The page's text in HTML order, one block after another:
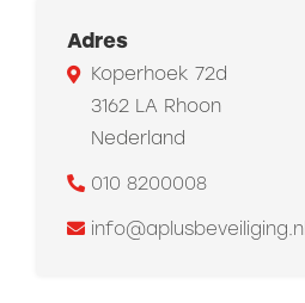
Adres
Koperhoek 72d
3162 LA Rhoon
Nederland
010 8200008
info@aplusbeveiliging.nl